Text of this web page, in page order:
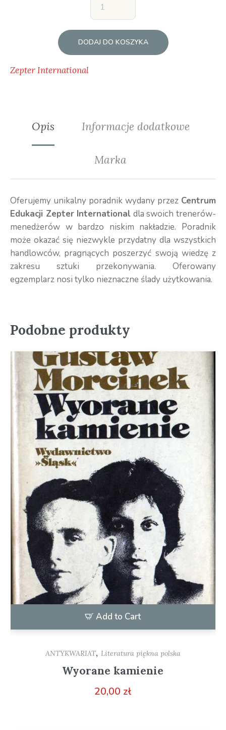
DODAJ DO KOSZYKA
Zepter International
Opis Informacje dodatkowe
Marka
Oferujemy unikalny poradnik wydany przez Centrum
Edukacji Zepter International dla swoich trenerów-
menedżerów w bardzo niskim nakładzie. Poradnik
może okazać się niezwykle przydatny dla wszystkich
handlowców, pragnących poszerzyć swoją wiedzę z
zakresu sztuki przekonywania. Oferowany
egzemplarz nosi tylko nieznaczne ślady użytkowania.
Podobne produkty
Add to Cart
ANTYKWARIAT, Literatura piękna polska
Wyorane kamienie
20,00 zł